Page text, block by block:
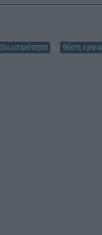
βιωσιμότητα θέση